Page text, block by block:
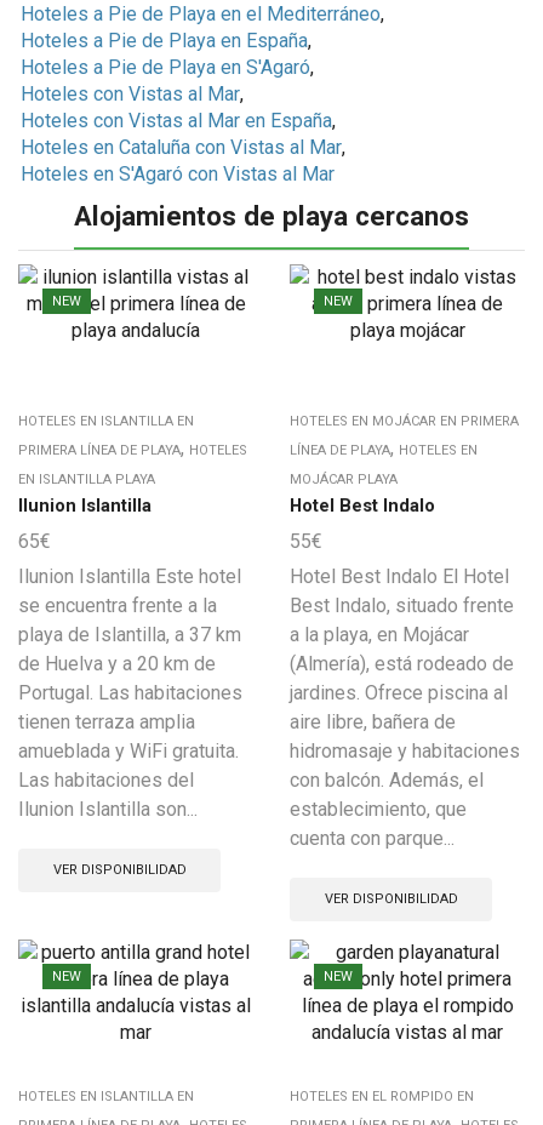
Hoteles a Pie de Playa en el Mediterráneo,
Hoteles a Pie de Playa en España,
Hoteles a Pie de Playa en S'Agaró,
Hoteles con Vistas al Mar,
Hoteles con Vistas al Mar en España,
Hoteles en Cataluña con Vistas al Mar,
Hoteles en S'Agaró con Vistas al Mar
Alojamientos de playa cercanos
NEW
HOTELES EN ISLANTILLA EN
PRIMERA LÍNEA DE PLAYA, HOTELES
EN ISLANTILLA PLAYA
Ilunion Islantilla
65€
Ilunion Islantilla Este hotel
se encuentra frente a la
playa de Islantilla, a 37 km
de Huelva y a 20 km de
Portugal. Las habitaciones
tienen terraza amplia
amueblada y WiFi gratuita.
Las habitaciones del
Ilunion Islantilla son...
VER DISPONIBILIDAD
NEW
HOTELES EN MOJÁCAR EN PRIMERA
LÍNEA DE PLAYA, HOTELES EN
MOJÁCAR PLAYA
Hotel Best Indalo
55€
Hotel Best Indalo El Hotel
Best Indalo, situado frente
a la playa, en Mojácar
(Almería), está rodeado de
jardines. Ofrece piscina al
aire libre, bañera de
hidromasaje y habitaciones
con balcón. Además, el
establecimiento, que
cuenta con parque...
VER DISPONIBILIDAD
NEW
HOTELES EN ISLANTILLA EN
NEW
HOTELES EN EL ROMPIDO EN